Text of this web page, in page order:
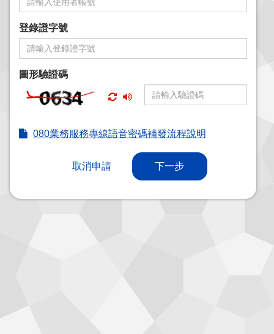
登錄證字號
圖形驗證碼
080業務服務專線語音密碼補發流程說明